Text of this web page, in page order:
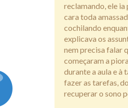
reclamando, ele ia
cara toda
cochilando
explicava os
nem precisa falar
começaram a
durante a aula e à
fazer as tarefas,
recuperar o sono